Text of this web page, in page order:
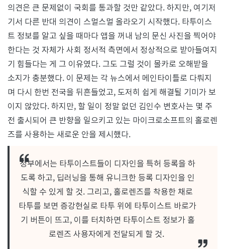
의견은 큰 문제없이 국회를 통과할 것만 같았다. 하지만, 여기저
기서 다른 반대 의견이 스멀스멀 올라오기 시작했다. 타투이스
트 정보를 알고 싶을 때마다 앱을 꺼내 남의 문신 사진을 찍어야
한다는 것 자체가 사회 정서적 측면에서 정상적으로 받아들여지
기 힘들다는 게 그 이유였다. 그도 그럴 것이 몰카로 오해받을
소지가 충분했다. 이 문제는 각 뉴스에서 메인타이틀로 다뤄지
며 다시 한번 전국을 뒤흔들었고, 도저히 쉽게 해결될 기미가 보
이지 않았다. 하지만, 할 일이 정말 없던 김인수 변호사는 몇 주
전 출시되어 큰 반향을 일으키고 있는 마이크로소프트의 홀로렌
즈를 사용하는 새로운 안을 제시했다.
정부에서는 타투이스트들이 디자인을 특허 등록을 하
도록 하고, 딥러닝을 통해 유니크한 등록 디자인을 인
식할 수 있게 할 것. 그리고, 홀로렌즈를 착용한 채로
타투를 보면 증강현실로 타투 위에 타투이스트 바로가
기 버튼이 뜨고, 이를 터치하면 타투이스트 정보가 홀
로렌즈 사용자에게 전달되게 할 것.